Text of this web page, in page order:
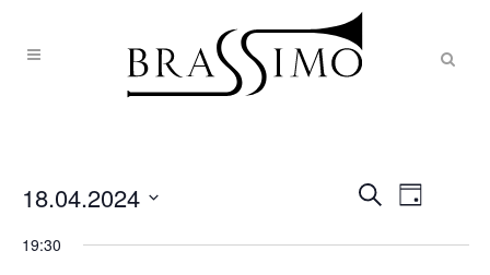
SUCHE
Tag
18.04.2024
wählen.
19:30